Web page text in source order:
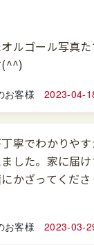
ルゴール写真
(^^)
お客様2023-04-
寧でわかりや
した。家に届け
かざってくだ
お客様2023-03-